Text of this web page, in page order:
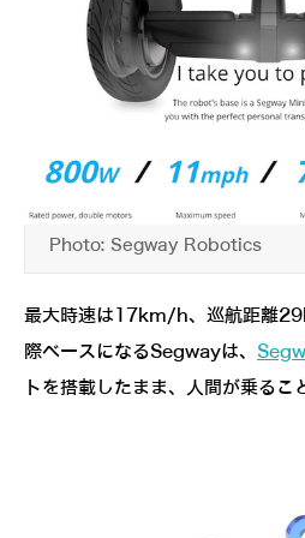
Photo: Segway Robotics
最大時速は17km/h、巡航距離
際ベースになるSegwayは、
トを搭載したまま、人間が乗るこ